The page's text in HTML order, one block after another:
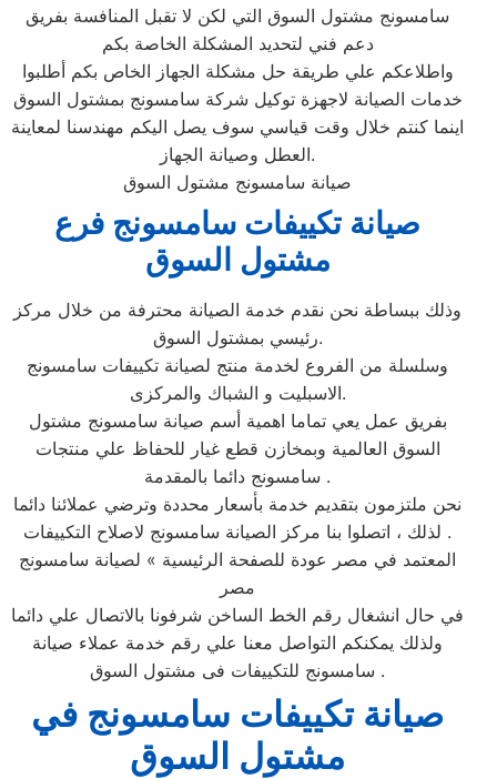
سامسونج مشتول السوق التي لكن لا تقبل المنافسة بفريق
دعم فني لتحديد المشكلة الخاصة بكم
واطلاعكم علي طريقة حل مشكلة الجهاز الخاص بكم أطلبوا
خدمات الصيانة لاجهزة توكيل شركة سامسونج بمشتول السوق‏
اينما كنتم خلال وقت قياسي سوف يصل اليكم مهندسنا لمعاينة
العطل وصيانة الجهاز.
صيانة سامسونج مشتول السوق
صيانة تكييفات سامسونج فرع
مشتول السوق
وذلك ببساطة نحن نقدم خدمة الصيانة محترفة من خلال مركز
رئيسي بمشتول السوق‏.
وسلسلة من الفروع لخدمة منتج لصيانة تكييفات سامسونج
الاسبليت و الشباك والمركزى.
بفريق عمل يعي تماما اهمية أسم صيانة سامسونج مشتول
السوق‏ العالمية وبمخازن قطع غيار للحفاظ علي منتجات
سامسونج دائما بالمقدمة .
نحن ملتزمون بتقديم خدمة بأسعار محددة وترضي عملائنا دائما
. لذلك ، اتصلوا بنا مركز الصيانة سامسونج لاصلاح التكييفات
المعتمد في مصر عودة للصفحة الرئيسية » لصيانة سامسونج
مصر
في حال انشغال رقم الخط الساخن شرفونا بالاتصال علي دائما
ولذلك يمكنكم التواصل معنا علي رقم خدمة عملاء صيانة
سامسونج للتكييفات فى مشتول السوق‏ .
صيانة تكييفات سامسونج في
مشتول السوق‏